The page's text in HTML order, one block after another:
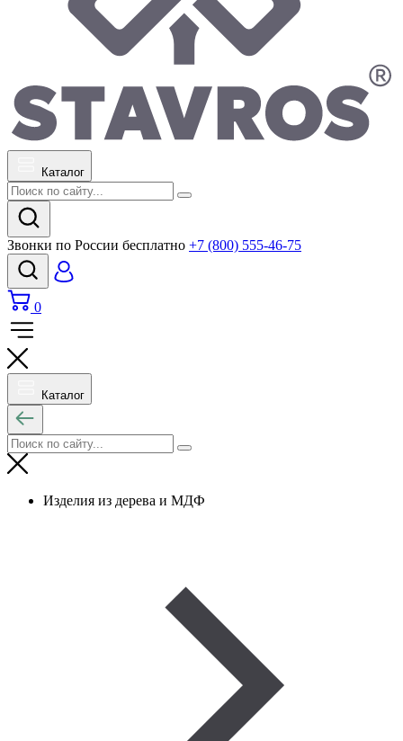
Каталог
Звонки по России бесплатно +7 (800) 555-46-75
0
Каталог
Изделия из дерева и МДФ